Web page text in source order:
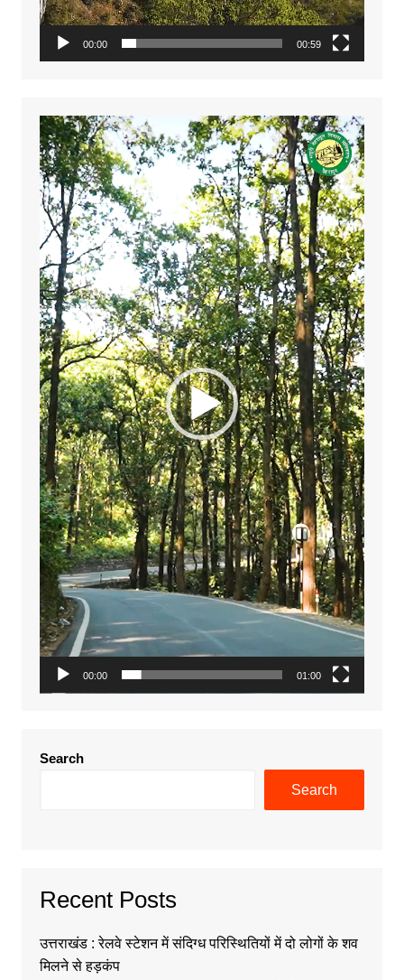
00:00 00:59
Video
Player
00:00 01:00
Search
Search
Recent Posts
उत्तराखंड : रेलवे स्टेशन में संदिग्ध परिस्थितियों में दो लोगों के शव
मिलने से हड़कंप